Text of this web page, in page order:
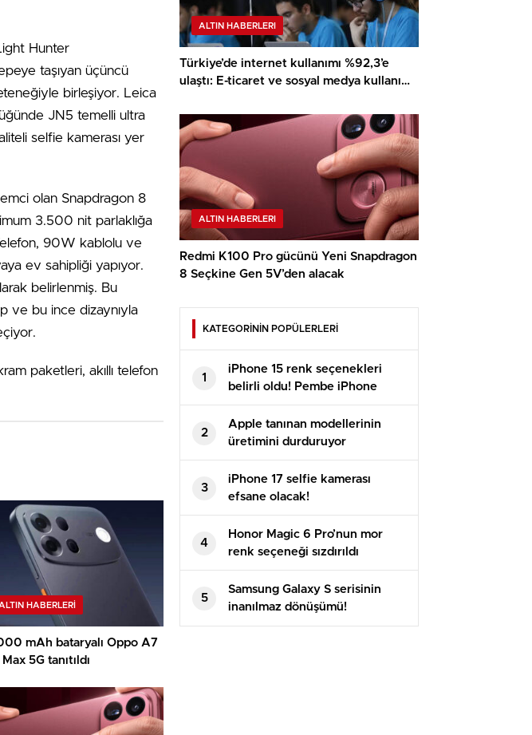
Hunter
taşıyan üçüncü
birleşiyor. Leica
JN5 temelli ultra
selfie kamerası yer
olan Snapdragon 8
3.500 nit parlaklığa
90W kablolu ve
ev sahipliği yapıyor.
belirlenmiş. Bu
ve bu ince dizaynıyla
paketleri, akıllı telefon
ALTIN HABERLERI
mAh bataryalı Oppo A7
5G tanıtıldı
ALTIN HABERLERI
Türkiye’de internet kullanımı %92,3’e
ulaştı: E-ticaret ve sosyal medya kullanımı
ALTIN HABERLERI
Redmi K100 Pro gücünü Yeni Snapdragon
8 Seçkine Gen 5V’den alacak
KATEGORİNİN POPÜLERLERİ
1
iPhone 15 renk seçenekleri
belirli oldu! Pembe iPhone
geliyor!
2
Apple tanınan modellerinin
üretimini durduruyor
3
iPhone 17 selfie kamerası
efsane olacak!
4
Honor Magic 6 Pro’nun mor
renk seçeneği sızdırıldı
5
Samsung Galaxy S serisinin
inanılmaz dönüşümü!